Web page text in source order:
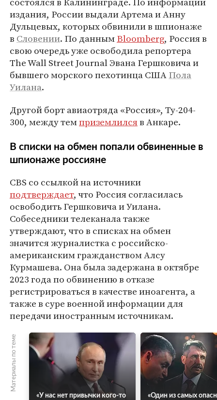
издания, России выдали Артема и Анну
Дульцевых, которых обвинили в шпионаже
в Словении. По даннымBloomberg, Россия в
свою очередь уже освободила репортера
The Wall Street Journal Эвана Гершковича и
бывшего морского пехотинца СШАПола
Уилана.
Другой борт авиаотряда «Россия», Ту-204-
300, между темприземлилсяв Анкаре.
В списки на обмен попали обвиненные в
шпионаже россияне
CBS со ссылкой на источники
подтверждает, что Россия согласилась
освободить Гершковича и Уилана.
Собеседники телеканала также
утверждают, что в списках на обмен
значится журналистка с российско-
американским гражданством Алсу
Курмашева. Она была задержана в октябре
2023 года по обвинению в отказе
регистрироваться в качестве иноагента, а
также в суре военной информации для
передачи иностранным источникам.
Материалы по теме
«У нас нет привычки кого-то
«Один из самых